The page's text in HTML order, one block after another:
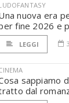
nuova era
fine 2026 e
LEGGI
sappiamo
dal